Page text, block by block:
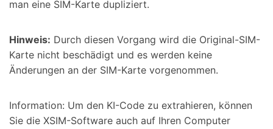
man eine SIM-Karte dupliziert.
Hinweis: Durch diesen Vorgang wird die Original-SIM-
Karte nicht beschädigt und es werden keine
Änderungen an der SIM-Karte vorgenommen.
Information: Um den KI-Code zu extrahieren, können
Sie die XSIM-Software auch auf Ihren Computer